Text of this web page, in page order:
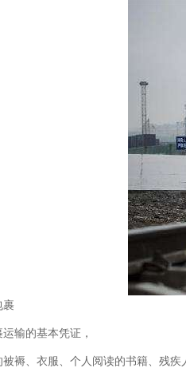
裹
输的基本凭证，
褥、衣服、个人阅读的书籍、残